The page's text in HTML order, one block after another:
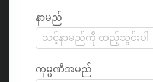
နာမည်
ကုမ္ပဏီအမည်